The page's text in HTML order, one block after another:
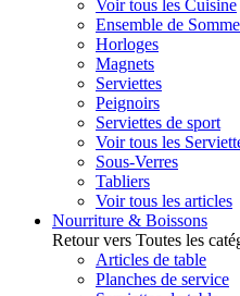
Voir tous les Cuisine
Ensemble de
Horloges
Magnets
Serviettes
Peignoirs
Serviettes de sport
Voir tous les
Sous-Verres
Tabliers
Voir tous les articles
Nourriture & Boissons
Retour vers Toutes les
Articles de table
Planches de service